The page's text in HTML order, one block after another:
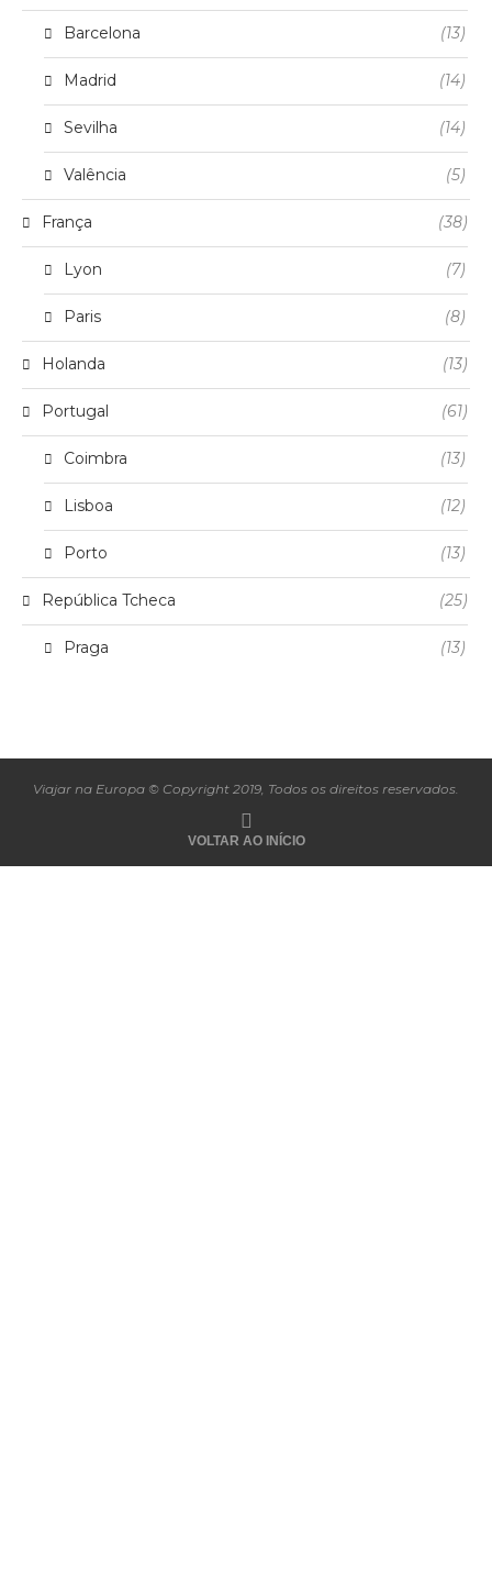
Barcelona (13)
Madrid (14)
Sevilha (14)
Valência (5)
França (38)
Lyon (7)
Paris (8)
Holanda (13)
Portugal (61)
Coimbra (13)
Lisboa (12)
Porto (13)
República Tcheca (25)
Praga (13)
Viajar na Europa © Copyright 2019, Todos os direitos reservados.
VOLTAR AO INÍCIO